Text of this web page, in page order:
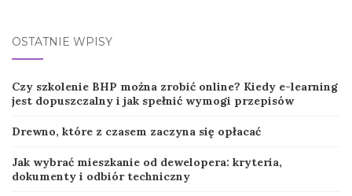
OSTATNIE WPISY
Czy szkolenie BHP można zrobić online? Kiedy e-learning
jest dopuszczalny i jak spełnić wymogi przepisów
Drewno, które z czasem zaczyna się opłacać
Jak wybrać mieszkanie od dewelopera: kryteria,
dokumenty i odbiór techniczny